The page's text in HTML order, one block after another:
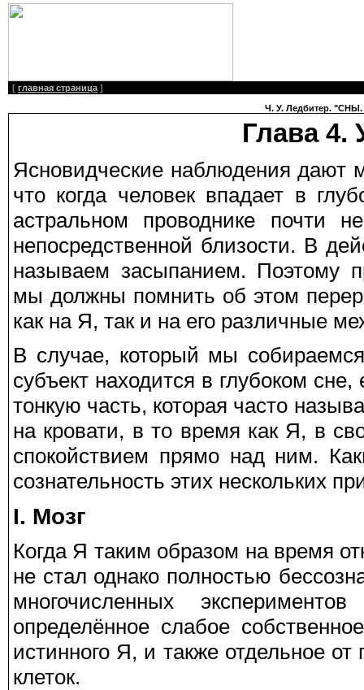
[ главная страница ]
Ч. У. Ледбитер. "СНЫ.
Глава
Ясновидческие наблюдения дают
что когда человек впадает в
астральном проводнике почти
непосредственной близости. В
называем засыпанием. Поэтому
мы должны помнить об этом
как на Я, так и на его различные
В случае, который мы
субъект находится в глубоком
тонкую часть, которая часто
на кровати, в то время как Я, в
спокойствием прямо над ним.
сознательность этих нескольких
I. Мозг
Когда Я таким образом на время
не стал однако полностью
многочисленных
определённое слабое
истинного Я, и также отдельное от
клеток.